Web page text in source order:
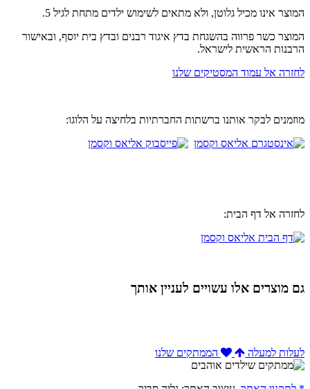
המוצר אינו מכיל גלוטן, ולא מתאים לשימוש ילדים מתחת לגיל 5.
המוצר כשר פרווה בהשגחת בדץ איגוד רבנים ובדץ בית יוסף, ובאישור
הרבנות הראשית לישראל.
לחזרה אל עמוד המסטיקים שלנו
מוזמנים לבקר אותנו ברשתות החברתיות בלחיצה על הלוגו:
לחזרה אל דף הבית:
גם מוצרים אלו עשויים לעניין אותך
לעלות למעלה הממתקים שלנו